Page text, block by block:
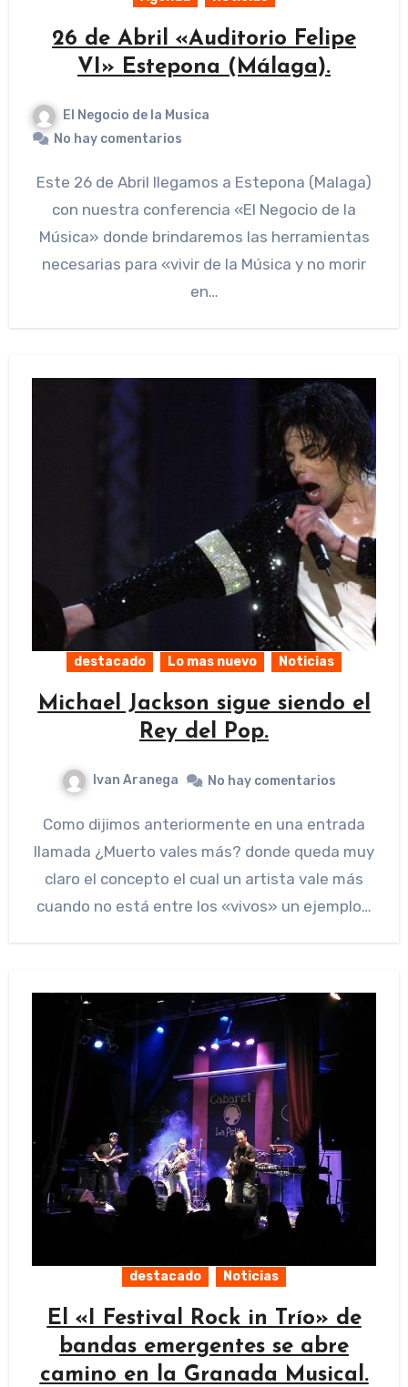
26 de Abril «Auditorio Felipe
VI» Estepona (Málaga).
El Negocio de la Musica
No hay comentarios
Este 26 de Abril llegamos a Estepona (Malaga)
con nuestra conferencia «El Negocio de la
Música» donde brindaremos las herramientas
necesarias para «vivir de la Música y no morir
en…
destacado Lo mas nuevo Noticias
Michael Jackson sigue siendo el
Rey del Pop.
Ivan Aranega No hay comentarios
Como dijimos anteriormente en una entrada
llamada ¿Muerto vales más? donde queda muy
claro el concepto el cual un artista vale más
cuando no está entre los «vivos» un ejemplo…
destacado Noticias
El «I Festival Rock in Trío» de
bandas emergentes se abre
camino en la Granada Musical.